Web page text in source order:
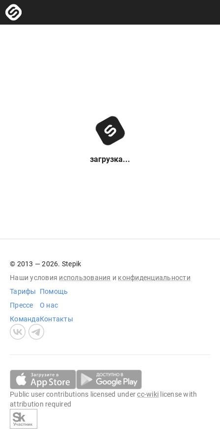
загрузка...
© 2013 — 2026. Stepik
Наши условия использования и конфиденциальности
Тарифы
Прессе
Команда
Помощь
О нас
Контакты
Public user contributions licensed undercc-wiki license with
attribution required